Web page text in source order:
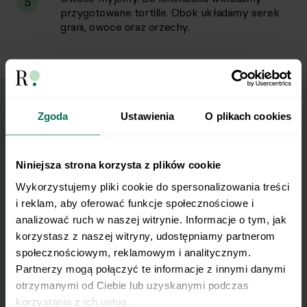
Zgoda Ustawienia O plikach cookies
Niniejsza strona korzysta z plików cookie
Wykorzystujemy pliki cookie do spersonalizowania treści
i reklam, aby oferować funkcje społecznościowe i
analizować ruch w naszej witrynie. Informacje o tym, jak
korzystasz z naszej witryny, udostępniamy partnerom
społecznościowym, reklamowym i analitycznym.
Partnerzy mogą połączyć te informacje z innymi danymi
otrzymanymi od Ciebie lub uzyskanymi podczas
korzystania z ich usług.
przygotowane tortille. Obok układamy serek
grani, owoce oraz orzechy.
Wyślij przepis na e-mail
Nasze najlepsze przepisy, prosto na Twoja
skrzynkę e-mail.
Zapisz się do naszego Newslettera
Imię
Email